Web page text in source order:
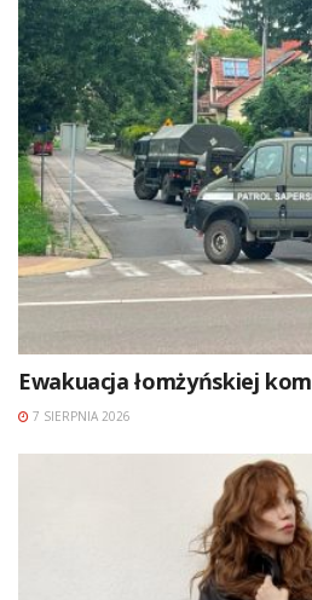
Ewakuacja łomżyńskiej
7 SIERPNIA 2026